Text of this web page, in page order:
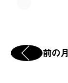
前の月